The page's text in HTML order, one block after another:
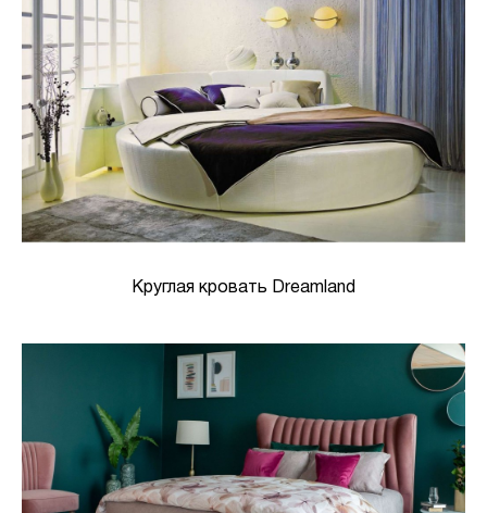
Круглая кровать Dreamland